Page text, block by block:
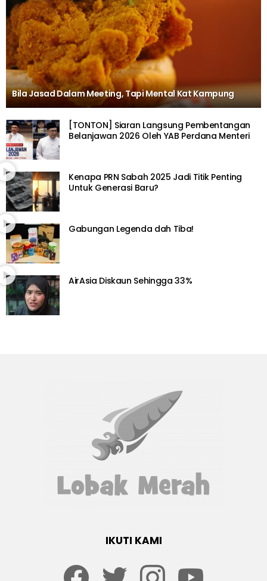
Bila Jasad Dalam Meeting, Tapi Mental Kat Kampung
[TONTON] Siaran Langsung Pembentangan
Belanjawan 2026 Oleh YAB Perdana Menteri
Kenapa PRN Sabah 2025 Jadi Titik Penting
Untuk Generasi Baru?
Gabungan Legenda dah Tiba!
AirAsia Diskaun Sehingga 33%
IKUTI KAMI